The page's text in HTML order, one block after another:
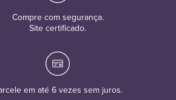
Compre com segurança.
Site certificado.
em até 6 vezes sem juros.